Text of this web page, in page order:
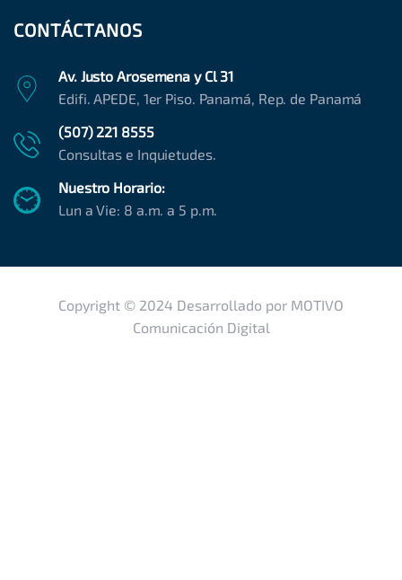
CONTÁCTANOS
Av. Justo Arosemena y Cl 31
Edifi. APEDE, 1er Piso. Panamá, Rep. de Panamá
(507) 221 8555
Consultas e Inquietudes.
Nuestro Horario:
Lun a Vie: 8 a.m. a 5 p.m.
Copyright © 2024 Desarrollado por MOTIVO
Comunicación Digital